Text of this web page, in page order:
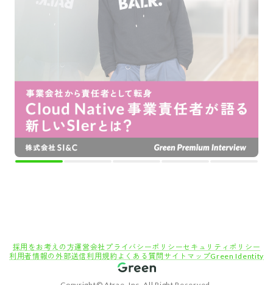
採用をお考えの方運営会社 プライバシーポリシーセキュリティポリシー
利用者情報の外部送信利用規約 よくある質問 サイトマップGreen Identity